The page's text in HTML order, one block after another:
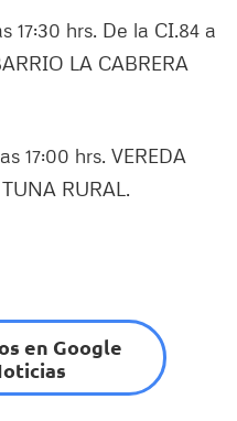
17:30 hrs. De la CI.84 a
LA CABRERA
17:00 hrs. VEREDA
RURAL.
en Google